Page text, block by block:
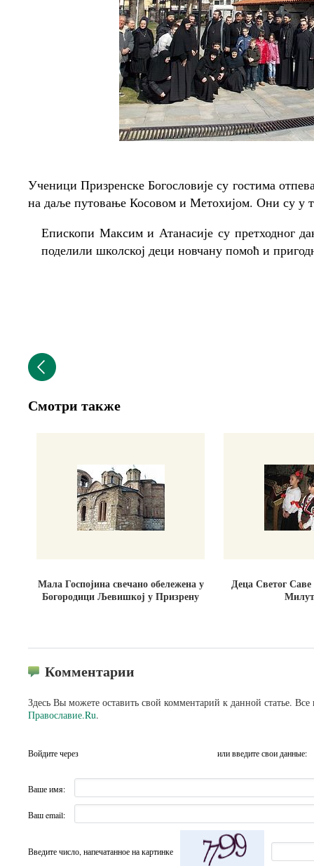
Ученици Призренске Богословије су гостима
на даље путовање Косовом и Метохијом. Они су у
Епископи Максим и Атанасије су претходног
поделили школској деци новчану помоћ и
Смотри также
Мала Госпојина свечано обележена у
Богородици Љевишкој у Призрену
Деца Светог
Комментарии
Здесь Вы можете оставить свой комментарий к данной статье.
Православие.Ru.
Войдите через или введите свои данные:
Ваше имя:
Ваш email:
Введите число, напечатанное на картинке